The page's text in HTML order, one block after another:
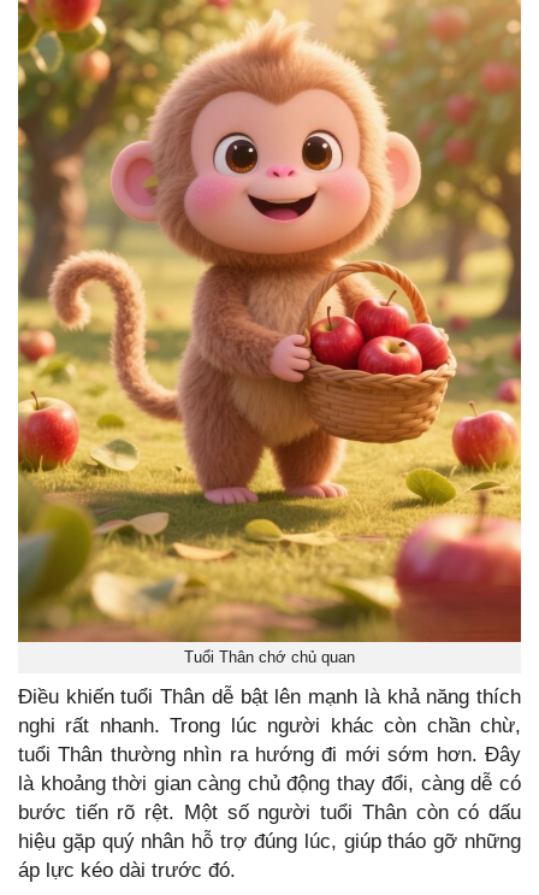
Tuổi Thân chớ chủ quan
Điều khiến tuổi Thân dễ bật lên mạnh là khả năng thích
nghi rất nhanh. Trong lúc người khác còn chần chừ,
tuổi Thân thường nhìn ra hướng đi mới sớm hơn. Đây
là khoảng thời gian càng chủ động thay đổi, càng dễ có
bước tiến rõ rệt. Một số người tuổi Thân còn có dấu
hiệu gặp quý nhân hỗ trợ đúng lúc, giúp tháo gỡ những
áp lực kéo dài trước đó.